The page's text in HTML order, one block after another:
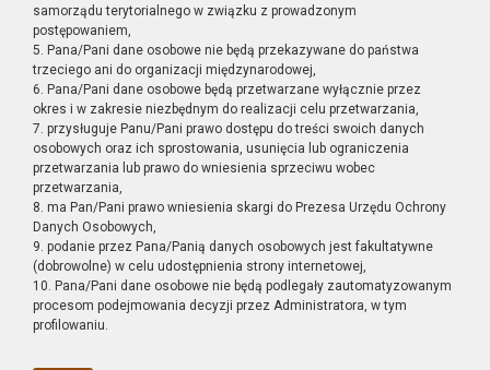
samorządu terytorialnego w związku z prowadzonym
postępowaniem,
5. Pana/Pani dane osobowe nie będą przekazywane do państwa
trzeciego ani do organizacji międzynarodowej,
6. Pana/Pani dane osobowe będą przetwarzane wyłącznie przez
okres i w zakresie niezbędnym do realizacji celu przetwarzania,
7. przysługuje Panu/Pani prawo dostępu do treści swoich danych
osobowych oraz ich sprostowania, usunięcia lub ograniczenia
przetwarzania lub prawo do wniesienia sprzeciwu wobec
przetwarzania,
8. ma Pan/Pani prawo wniesienia skargi do Prezesa Urzędu Ochrony
Danych Osobowych,
9. podanie przez Pana/Panią danych osobowych jest fakultatywne
(dobrowolne) w celu udostępnienia strony internetowej,
10. Pana/Pani dane osobowe nie będą podlegały zautomatyzowanym
procesom podejmowania decyzji przez Administratora, w tym
profilowaniu.